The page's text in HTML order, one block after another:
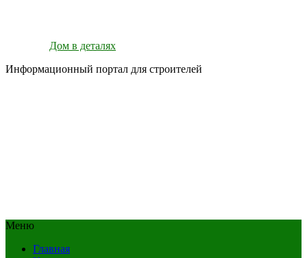
Дом в деталях
Информационный портал для строителей
Меню
Главная